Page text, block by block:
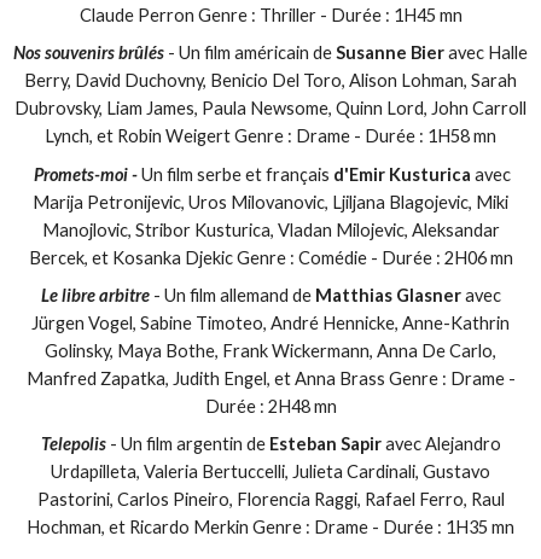
Claude Perron Genre : Thriller - Durée : 1H45 mn
Nos souvenirs brûlés - Un film américain deSusanne Bieravec Halle
Berry, David Duchovny, Benicio Del Toro, Alison Lohman, Sarah
Dubrovsky, Liam James, Paula Newsome, Quinn Lord, John Carroll
Lynch, et Robin Weigert Genre : Drame - Durée : 1H58 mn
Promets-moi -Un film serbe et français d'Emir Kusturica avec
Marija Petronijevic, Uros Milovanovic, Ljiljana Blagojevic, Miki
Manojlovic, Stribor Kusturica, Vladan Milojevic, Aleksandar
Bercek, et Kosanka Djekic Genre : Comédie - Durée : 2H06 mn
Le libre arbitre- Un film allemand de Matthias Glasneravec
Jürgen Vogel, Sabine Timoteo, André Hennicke, Anne-Kathrin
Golinsky, Maya Bothe, Frank Wickermann, Anna De Carlo,
Manfred Zapatka, Judith Engel, et Anna Brass Genre : Drame -
Durée : 2H48 mn
Telepolis- Un film argentin de Esteban Sapiravec Alejandro
Urdapilleta, Valeria Bertuccelli, Julieta Cardinali, Gustavo
Pastorini, Carlos Pineiro, Florencia Raggi, Rafael Ferro, Raul
Hochman, et Ricardo Merkin Genre : Drame - Durée : 1H35 mn